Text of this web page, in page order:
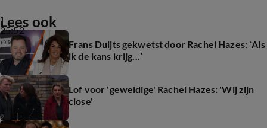
25:52
Lees ook
Frans Duijts gekwetst door Rachel Hazes: ‘Als
ik de kans krijg...’
Lof voor 'geweldige' Rachel Hazes: 'Wij zijn
close'